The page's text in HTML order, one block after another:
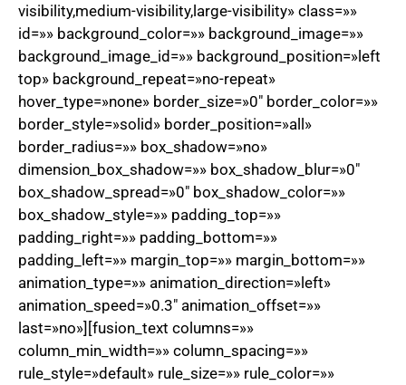
visibility,medium-visibility,large-visibility» class=»»
id=»» background_color=»» background_image=»»
background_image_id=»» background_position=»left
top» background_repeat=»no-repeat»
hover_type=»none» border_size=»0″ border_color=»»
border_style=»solid» border_position=»all»
border_radius=»» box_shadow=»no»
dimension_box_shadow=»» box_shadow_blur=»0″
box_shadow_spread=»0″ box_shadow_color=»»
box_shadow_style=»» padding_top=»»
padding_right=»» padding_bottom=»»
padding_left=»» margin_top=»» margin_bottom=»»
animation_type=»» animation_direction=»left»
animation_speed=»0.3″ animation_offset=»»
last=»no»][fusion_text columns=»»
column_min_width=»» column_spacing=»»
rule_style=»default» rule_size=»» rule_color=»»